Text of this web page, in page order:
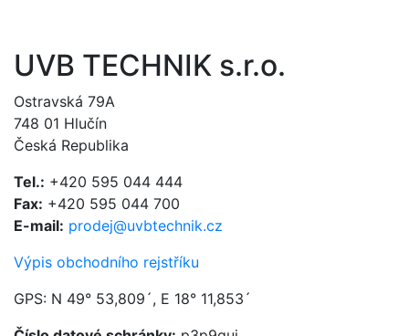
UVB TECHNIK s.r.o.
Ostravská 79A
748 01 Hlučín
Česká Republika
Tel.: +420 595 044 444
Fax: +420 595 044 700
E-mail: prodej@uvbtechnik.cz
Výpis obchodního rejstříku
GPS: N 49° 53,809´, E 18° 11,853´